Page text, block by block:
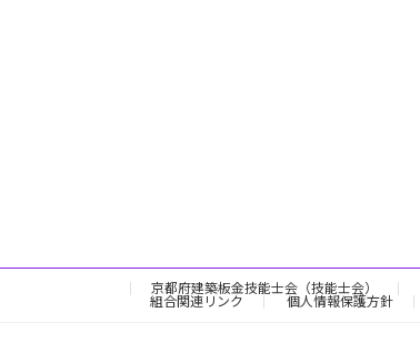
京都府建築板金技能士会（技能士会）
組合関連リンク
個人情報保護方針